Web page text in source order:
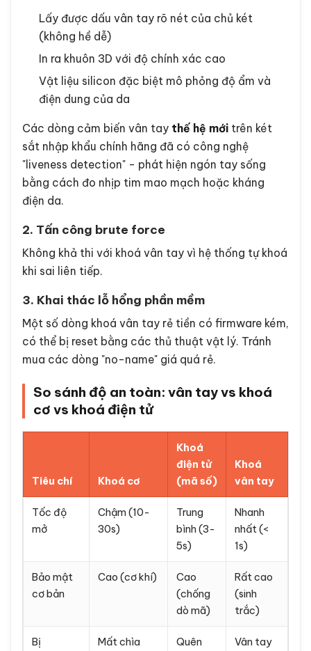
Lấy được dấu vân tay rõ nét của chủ két
(không hề dễ)
In ra khuôn 3D với độ chính xác cao
Vật liệu silicon đặc biệt mô phỏng độ ẩm và
điện dung của da
Các dòng cảm biến vân tay thế hệ mới trên két
sắt nhập khẩu chính hãng đã có công nghệ
"liveness detection" - phát hiện ngón tay sống
bằng cách đo nhịp tim mao mạch hoặc kháng
điện da.
2. Tấn công brute force
Không khả thi với khoá vân tay vì hệ thống tự khoá
khi sai liên tiếp.
3. Khai thác lỗ hổng phần mềm
Một số dòng khoá vân tay rẻ tiền có firmware kém,
có thể bị reset bằng các thủ thuật vật lý. Tránh
mua các dòng "no-name" giá quá rẻ.
So sánh độ an toàn: vân tay vs khoá
cơ vs khoá điện tử
Tiêu chí Khoá cơ
Khoá
điện tử
(mã số)
Khoá
vân tay
Tốc độ
mở
Chậm (10-
30s)
Trung
bình (3-
5s)
Nhanh
nhất (<
1s)
Bảo mật
cơ bản
Cao (cơ khí)
Cao
(chống
dò mã)
Rất cao
(sinh
trắc)
Bị
Mất chìa
Quên
Vân tay